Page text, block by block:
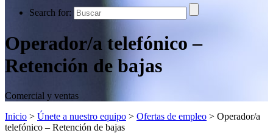
Search for:
Operador/a telefónico –
Retención de bajas
Comercial y ventas
Inicio > Únete a nuestro equipo > Ofertas de empleo > Operador/a
telefónico – Retención de bajas